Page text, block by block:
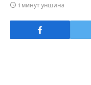
1 минут уншина